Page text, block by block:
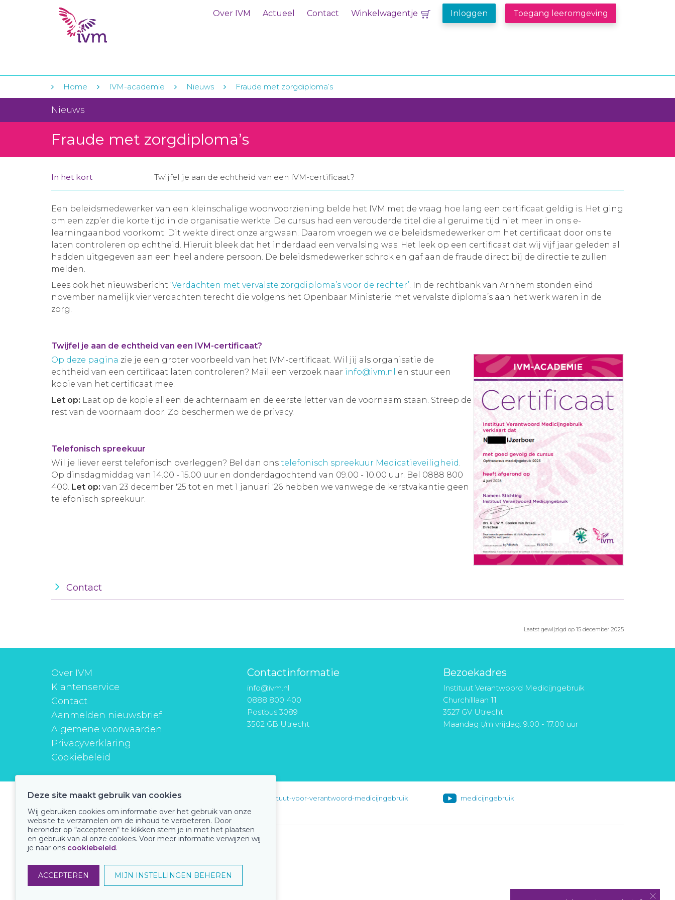
Over IVM Actueel Contact Winkelwagentje Inloggen Toegang leeromgeving
Home IVM-academie Nieuws Fraude met zorgdiploma’s
Nieuws
Fraude met zorgdiploma’s
In het kort Twijfel je aan de echtheid van een IVM-certificaat?
Een beleidsmedewerker van een kleinschalige woonvoorziening belde het IVM met de vraag hoe lang een certificaat geldig is. Het ging
om een zzp’er die korte tijd in de organisatie werkte. De cursus had een verouderde titel die al geruime tijd niet meer in ons e-
learningaanbod voorkomt. Dit wekte direct onze argwaan. Daarom vroegen we de beleidsmedewerker om het certificaat door ons te
laten controleren op echtheid. Hieruit bleek dat het inderdaad een vervalsing was. Het leek op een certificaat dat wij vijf jaar geleden al
hadden uitgegeven aan een heel andere persoon. De beleidsmedewerker schrok en gaf aan de fraude direct bij de directie te zullen
melden.
Lees ook het nieuwsbericht ‘Verdachten met vervalste zorgdiploma’s voor de rechter’. In de rechtbank van Arnhem stonden eind
november namelijk vier verdachten terecht die volgens het Openbaar Ministerie met vervalste diploma’s aan het werk waren in de
zorg.
Twijfel je aan de echtheid van een IVM-certificaat?
Op deze pagina zie je een groter voorbeeld van het IVM-certificaat. Wil jij als organisatie de
echtheid van een certificaat laten controleren? Mail een verzoek naar info@ivm.nl
en stuur een
kopie van het certificaat mee.
Let op: Laat op de kopie alleen de achternaam en de eerste letter van de voornaam staan. Streep de
rest van de voornaam door. Zo beschermen we de privacy.
Telefonisch spreekuur
Wil je liever eerst telefonisch overleggen? Bel dan ons telefonisch spreekuur Medicatieveiligheid.
Op dinsdagmiddag van 14.00 - 15.00 uur en donderdagochtend van 09.00 - 10.00 uur. Bel 0888 800
400. Let op: van 23 december '25 tot en met 1 januari '26 hebben we vanwege de kerstvakantie geen
telefonisch spreekuur.
Contact
Laatst gewijzigd op 15 december 2025
Over IVM
Klantenservice
Contact
Aanmelden nieuwsbrief
Algemene voorwaarden
Privacyverklaring
Cookiebeleid
Contactinformatie
info@ivm.nl
0888 800 400
Postbus 3089
3502 GB Utrecht
Bezoekadres
Instituut Verantwoord Medicijngebruik
Churchilllaan 11
3527 GV Utrecht
Maandag t/m vrijdag: 9.00 - 17.00 uur
instituutverantwoordmedicijngebruik instituut-voor-verantwoord-medicijngebruik medicijngebruik
Onze keurmerken
Deze site maakt gebruik van cookies
Wij gebruiken cookies om informatie over het gebruik van onze
website te verzamelen om de inhoud te verbeteren. Door
hieronder op “accepteren“ te klikken stem je in met het plaatsen
en gebruik van al onze cookies. Voor meer informatie verwijzen wij
je naar ons cookiebeleid.
ACCEPTEREN MIJN INSTELLINGEN BEHEREN